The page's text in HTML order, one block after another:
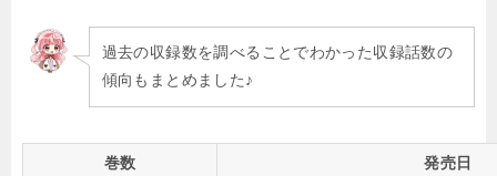
過去の収録数を調べることでわかった収録話数の
傾向もまとめました♪
巻数 発売日